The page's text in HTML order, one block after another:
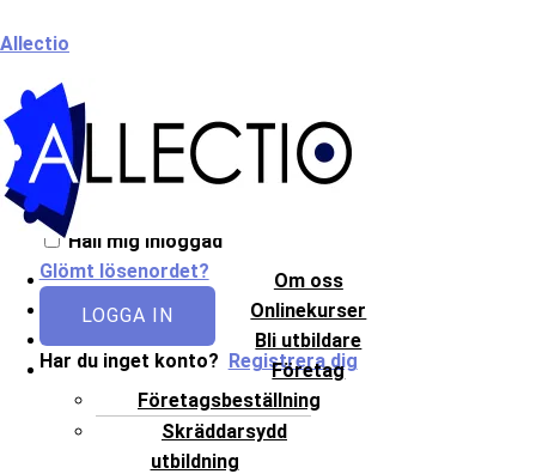
till
Allectio
Om oss
Onlinekurser
Bli utbildare
Företag
Företagsbeställning
Skräddarsydd
utbildning
Välkommen till Allectio!
Håll mig inloggad
Glömt lösenordet?
LOGGA IN
Har du inget konto? Registrera dig